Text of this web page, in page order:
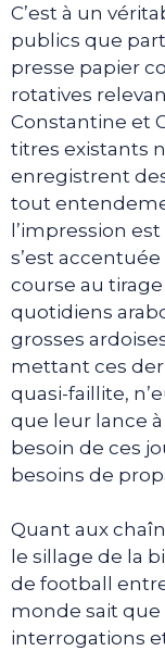
C’est à un
publics que
presse papier
rotatives
Constantine et
titres existants
enregistrent
tout
l’impression
s’est
course au
quotidiens
grosses
mettant ces
quasi-faillite,
que leur lance
besoin de ces
besoins de
Quant aux
le sillage de la
de football
monde sait
interrogations